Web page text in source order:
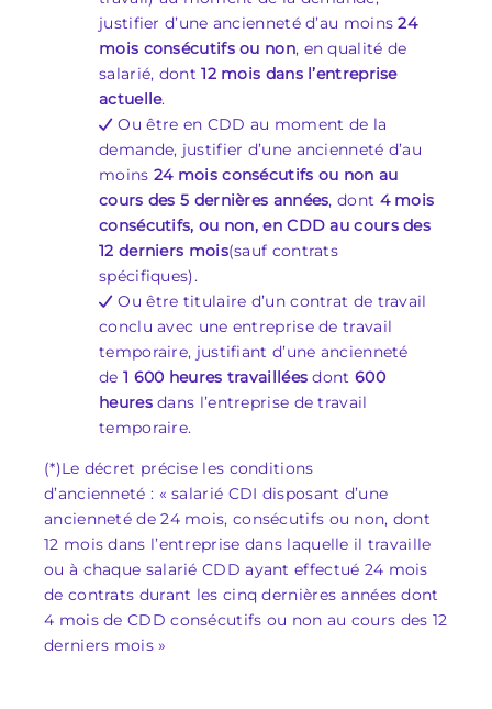
justifier d’une ancienneté d’au moins24
mois consécutifs ou non, en qualité de
salarié, dont12 mois dans l’entreprise
actuelle.
Ou être en CDD au moment de la
demande, justifier d’une ancienneté d’au
moins 24 mois consécutifs ou non au
cours des 5 dernières années, dont 4 mois
consécutifs, ou non, en CDD au cours des
12 derniers mois(sauf contrats
spécifiques).
Ou être titulaire d’un contrat de travail
conclu avec une entreprise de travail
temporaire, justifiant d’une ancienneté
de 1 600 heures travailléesdont 600
heuresdans l’entreprise de travail
temporaire.
(*)Le décret précise les conditions
d’ancienneté : « salarié CDI disposant d’une
ancienneté de 24 mois, consécutifs ou non, dont
12 mois dans l’entreprise dans laquelle il travaille
ou à chaque salarié CDD ayant effectué 24 mois
de contrats durant les cinq dernières années dont
4 mois de CDD consécutifs ou non au cours des 12
derniers mois »